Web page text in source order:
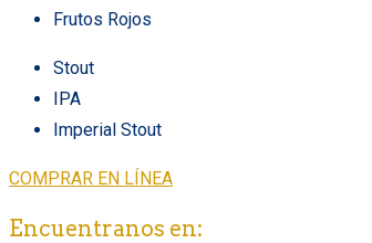
Frutos Rojos
Stout
IPA
Imperial Stout
COMPRAR EN LÍNEA
Encuentranos en: